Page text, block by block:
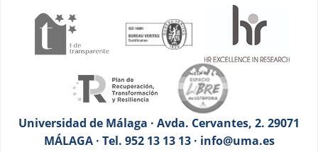
Universidad de Málaga · Avda. Cervantes, 2. 29071
MÁLAGA · Tel. 952 13 13 13 · info@uma.es